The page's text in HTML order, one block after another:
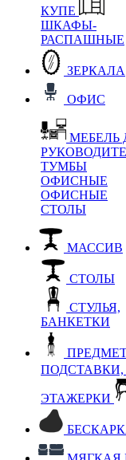
КУПЕ
ШКАФЫ-
РАСПАШНЫЕ
ЗЕРКАЛА
ОФИС
МЕБЕЛЬ
ТУМБЫ
ОФИСНЫЕ
ОФИСНЫЕ
СТОЛЫ
МАССИВ
СТОЛЫ
СТУЛЬЯ,
БАНКЕТКИ
ЭТАЖЕРКИ